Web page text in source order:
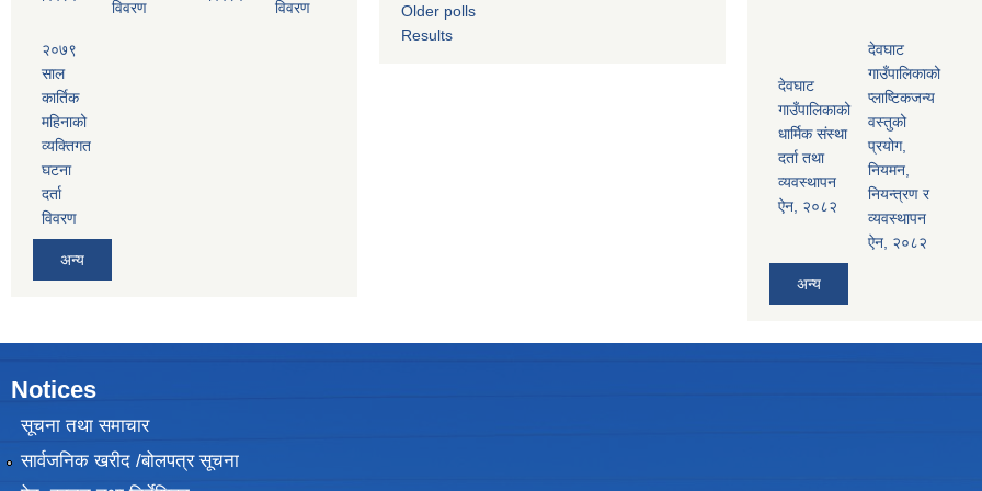
विवरण विवरण
२०७९
साल
कार्तिक
महिनाको
व्यक्तिगत
घटना
दर्ता
विवरण
अन्य
Older polls
Results
देवघाट
गाउँपालिकाको
धार्मिक संस्था
दर्ता तथा
व्यवस्थापन
ऐन, २०८२
देवघाट
गाउँपालिकाको
प्लाष्टिकजन्य
वस्तुको
प्रयोग,
नियमन,
नियन्त्रण र
व्यवस्थापन
ऐन, २०८२
अन्य
Notices
सूचना तथा समाचार
सार्वजनिक खरीद /बोलपत्र सूचना